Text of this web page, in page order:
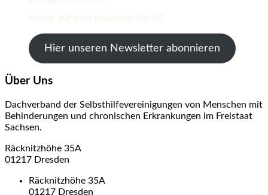
Hier unseren Newsletter abonnieren
Über Uns
Dachverband der Selbsthilfevereinigungen von Menschen mit
Behinderungen und chronischen Erkrankungen im Freistaat
Sachsen.
Räcknitzhöhe 35A
01217 Dresden
Räcknitzhöhe 35A
01217 Dresden